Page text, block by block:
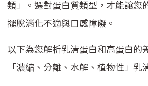
類」。選對蛋白質類型，才能讓您
擺脫消化不適與口感障礙。
以下為您解析乳清蛋白和高蛋白的
「濃縮、分離、水解、植物性」乳